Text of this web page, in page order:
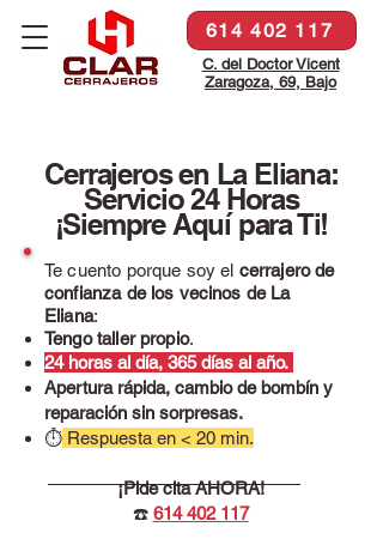
614 402 117
C. del Doctor Vicent
Zaragoza, 69, Bajo
Cerrajeros en La Eliana:
Servicio 24 Horas
¡Siempre Aquí para Ti!
Te cuento porque soy el cerrajero de
confianza de los vecinos de La
Eliana:
Tengo taller propio.
24 horas al día, 365 días al año.
Apertura rápida, cambio de bombín y
reparación sin sorpresas.
⏱ Respuesta en < 20 min.
¡Pide cita AHORA!
☎️ 614 402 117